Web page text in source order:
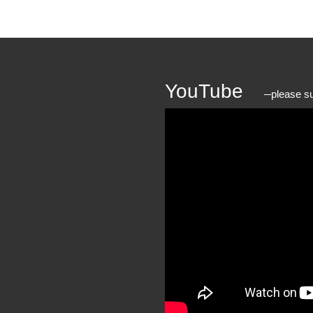
YouTube please